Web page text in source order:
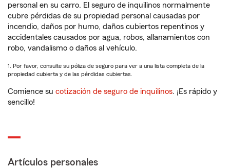
personal en su carro. El seguro de inquilinos normalmente
cubre pérdidas de su propiedad personal causadas por
incendio, daños por humo, daños cubiertos repentinos y
accidentales causados por agua, robos, allanamientos con
robo, vandalismo o daños al vehículo.
1. Por favor, consulte su póliza de seguro para ver a una lista completa de la
propiedad cubierta y de las pérdidas cubiertas.
Comience su cotización de seguro de inquilinos. ¡Es rápido y
sencillo!
Artículos personales